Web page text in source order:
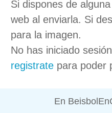
Si dispones de
web al enviarla. Si
para la imagen.
No has iniciado
registrate para poder
En